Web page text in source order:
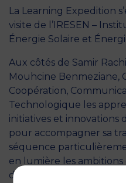
La Learning Expedition
visite de l’IRESEN –
Énergie Solaire et
Aux côtés de Samir
Mouhcine Benmeziane,
Coopération,
Technologique les
initiatives et innovations
pour accompagner sa
séquence
en lumière les
développement durable